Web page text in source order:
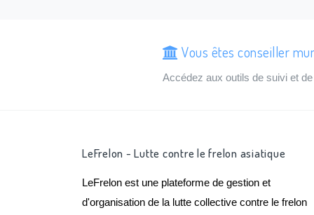
Vous êtes conseiller
Accédez aux outils de suivi et
LeFrelon - Lutte contre le frelon asiatique
LeFrelon est une plateforme de gestion et
d'organisation de la lutte collective contre le frelon